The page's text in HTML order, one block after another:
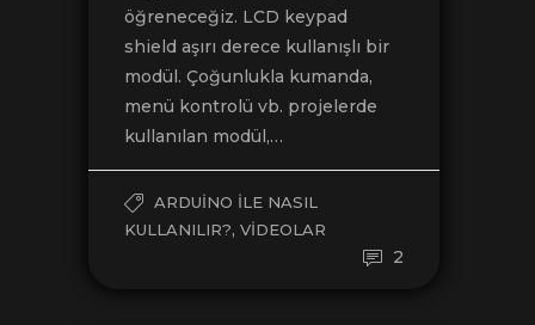
öğreneceğiz. LCD keypad
shield aşırı derece kullanışlı bir
modül. Çoğunlukla kumanda,
menü kontrolü vb. projelerde
kullanılan modül,…
ARDUINO ILE NASIL
KULLANILIR?, VIDEOLAR
2